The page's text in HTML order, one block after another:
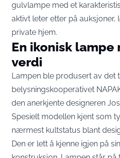
gulvlampe med et
aktivt leter etter på
private hjem.
En ikonisk
verdi
Lampen ble produsert av det
belysningskooperativet
den anerkjente designeren
Spesielt modellen kjent som
nærmest kultstatus blant
Den er lett å kjenne igjen på